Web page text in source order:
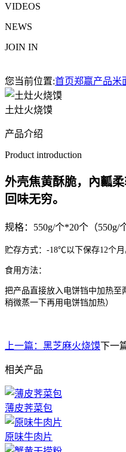
VIDEOS
NEWS
JOIN IN
您当前位置:首页郑赢产品米
土灶火烧馍
产品介绍
Product introduction
外壳焦黄酥脆，內瓤
回味无穷。
规格：550g/个*20个（550g/
贮存方式：-18℃以下保存12个月
食用方法：
把产品直接放入电饼铛中加热至
稍微蒸一下再用电饼铛加热）
上一篇： 黑芝麻火烧馍下一
相关产品
薄皮荠菜包
原味牛肉片